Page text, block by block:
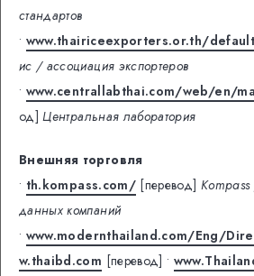
стандартов
• www.thairiceexporters.or.th/
ис / ассоциация экспортеров
• www.centrallabthai.com/web/en/
од] Центральная лаборатория
Внешняя торговля
• th.kompass.com/ [перевод]
данных компаний
• www.modernthailand.com/Eng/
w.thaibd.com [перевод] •